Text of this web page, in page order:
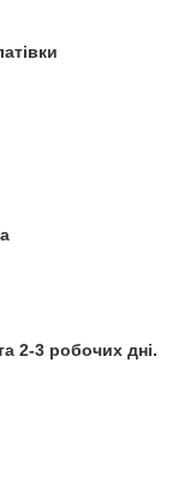
2-3 робочих дні.